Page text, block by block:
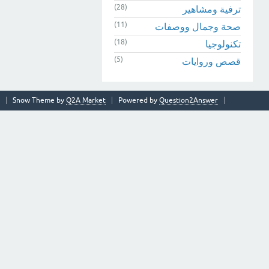
ترفية ومشاهير (28)
صحة وجمال ووصفات (11)
تكنولوجيا (18)
قصص وروايات (5)
Snow Theme by Q2A Market Powered by Question2Answer